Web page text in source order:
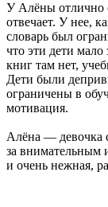
У Алёны отлично
отвечает. У нее,
словарь был
что эти дети
книг там нет,
Дети были
ограничены в
мотивация.
Алёна — девочка
за внимательным
и очень нежная,